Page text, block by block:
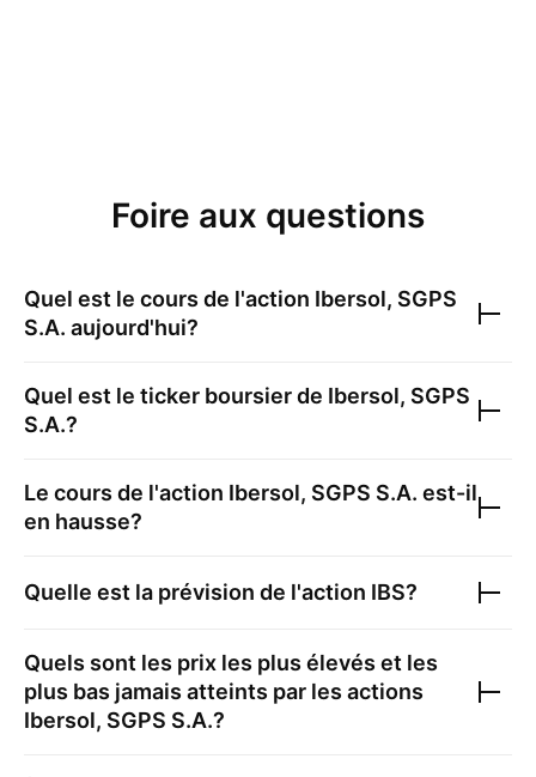
Foire aux questions
Quel est le cours de l'action Ibersol, SGPS
S.A. aujourd'hui?
Quel est le ticker boursier de Ibersol, SGPS
S.A.?
Le cours de l'action Ibersol, SGPS S.A. est-il
en hausse?
Quelle est la prévision de l'action IBS?
Quels sont les prix les plus élevés et les
plus bas jamais atteints par les actions
Ibersol, SGPS S.A.?